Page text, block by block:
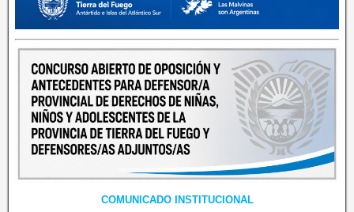
COMUNICADO INSTITUCIONAL